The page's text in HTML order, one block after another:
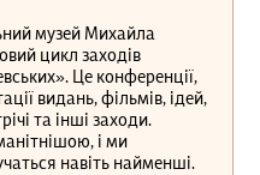
музей Михайла
цикл заходів
Це конференції,
видань, фільмів, ідей,
та інші заходи.
і ми
навіть найменші.